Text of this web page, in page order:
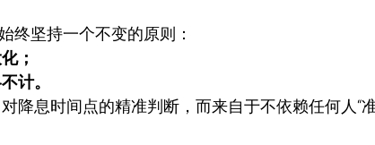
终坚持一个不变的原则：
；
计。
降息时间点的精准判断，而来自于不依赖任何人“